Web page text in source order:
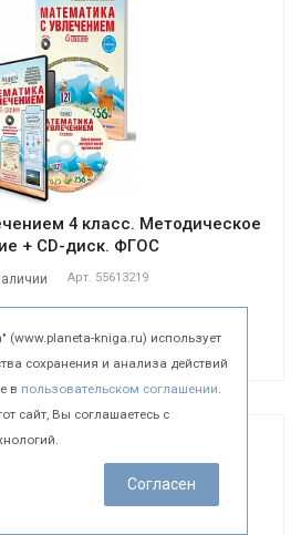
4 класс. Методическое
+ CD-диск. ФГОС
Арт. 55613219
Подробнее
(www.planeta-kniga.ru) использует
сохранения и анализа действий
в пользовательском соглашении.
сайт, Вы соглашаетесь с
Согласен